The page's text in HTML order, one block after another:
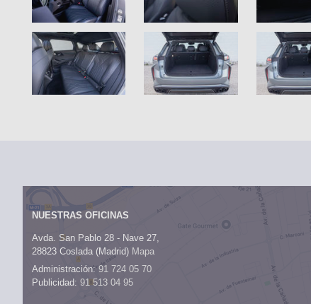
NUESTRAS OFICINAS
Avda. San Pablo 28 - Nave 27,
28823 Coslada (Madrid) Mapa
Administración:91 724 05 70
Publicidad: 91 513 04 95